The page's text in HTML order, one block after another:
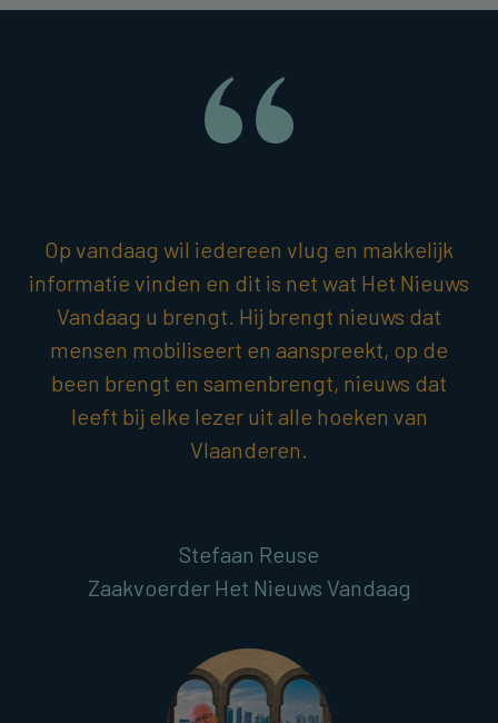
Op vandaag wil iedereen vlug en makkelijk
informatie vinden en dit is net wat Het Nieuws
Vandaag u brengt. Hij brengt nieuws dat
mensen mobiliseert en aanspreekt, op de
been brengt en samenbrengt, nieuws dat
leeft bij elke lezer uit alle hoeken van
Vlaanderen.
Stefaan Reuse
Zaakvoerder Het Nieuws Vandaag